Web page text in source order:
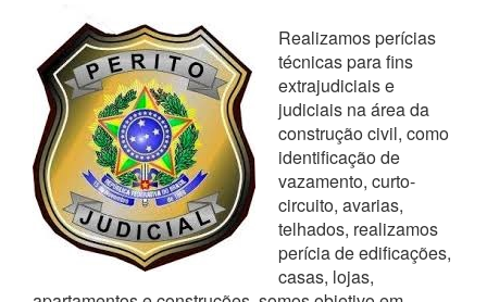
Realizamos perícias
técnicas para fins
extrajudiciais e
judiciais na área da
construção civil, como
identificação de
vazamento, curto-
circuito, avarias,
telhados, realizamos
perícia de edificações,
casas, lojas,